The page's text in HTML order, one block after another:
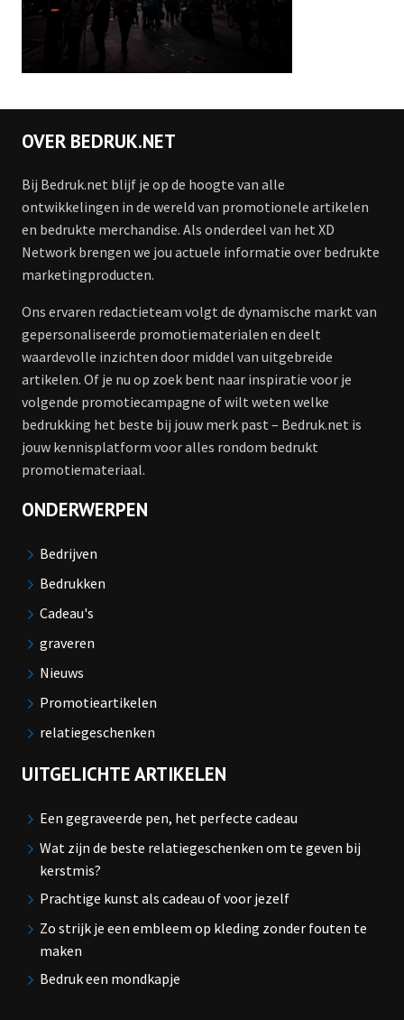
OVER BEDRUK.NET
Bij Bedruk.net blijf je op de hoogte van alle
ontwikkelingen in de wereld van promotionele artikelen
en bedrukte merchandise. Als onderdeel van het XD
Network brengen we jou actuele informatie over bedrukte
marketingproducten.
Ons ervaren redactieteam volgt de dynamische markt van
gepersonaliseerde promotiematerialen en deelt
waardevolle inzichten door middel van uitgebreide
artikelen. Of je nu op zoek bent naar inspiratie voor je
volgende promotiecampagne of wilt weten welke
bedrukking het beste bij jouw merk past – Bedruk.net is
jouw kennisplatform voor alles rondom bedrukt
promotiemateriaal.
ONDERWERPEN
Bedrijven
Bedrukken
Cadeau's
graveren
Nieuws
Promotieartikelen
relatiegeschenken
UITGELICHTE ARTIKELEN
Een gegraveerde pen, het perfecte cadeau
Wat zijn de beste relatiegeschenken om te geven bij
kerstmis?
Prachtige kunst als cadeau of voor jezelf
Zo strijk je een embleem op kleding zonder fouten te
maken
Bedruk een mondkapje